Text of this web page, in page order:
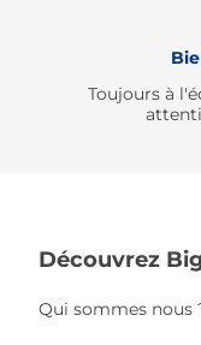
Toujours à
Découvrez
Qui sommes nous